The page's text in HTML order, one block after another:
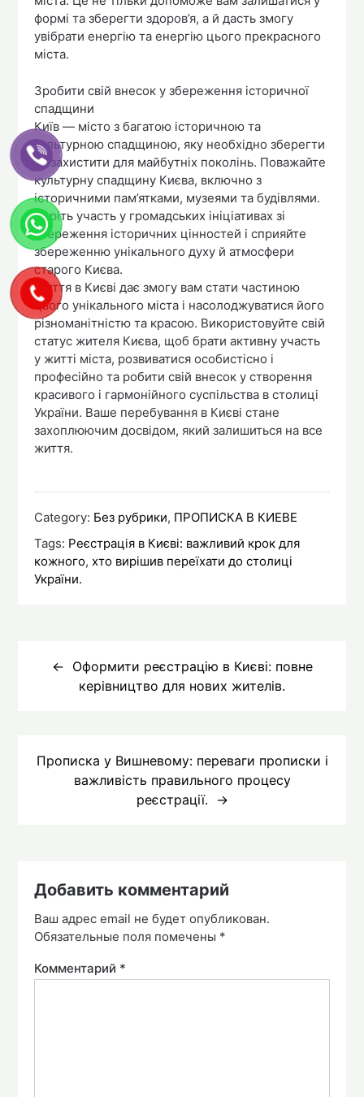
формі та зберегти здоров’я, а й дасть змогу
увібрати енергію та енергію цього прекрасного
міста.
Зробити свій внесок у збереження історичної
спадщини
Київ — місто з багатою історичною та
культурною спадщиною, яку необхідно зберегти
та захистити для майбутніх поколінь. Поважайте
культурну спадщину Києва, включно з
історичними пам’ятками, музеями та будівлями.
Беріть участь у громадських ініціативах зі
збереження історичних цінностей і сприяйте
збереженню унікального духу й атмосфери
старого Києва.
Життя в Києві дає змогу вам стати частиною
цього унікального міста і насолоджуватися його
різноманітністю та красою. Використовуйте свій
статус жителя Києва, щоб брати активну участь
у житті міста, розвиватися особистісно і
професійно та робити свій внесок у створення
красивого і гармонійного суспільства в столиці
України. Ваше перебування в Києві стане
захоплюючим досвідом, який залишиться на все
життя.
Category: Без рубрики, ПРОПИСКА В КИЕВЕ
Tags: Реєстрація в Києві: важливий крок для
кожного,хто вирішив переїхати до столиці
України.
записям
Оформити реєстрацію в Києві: повне
керівництво для нових жителів.
Прописка у Вишневому: переваги прописки і
важливість правильного процесу
реєстрації.
Добавить комментарий
Ваш адрес email не будет опубликован.
Обязательные поля помечены *
Комментарий *